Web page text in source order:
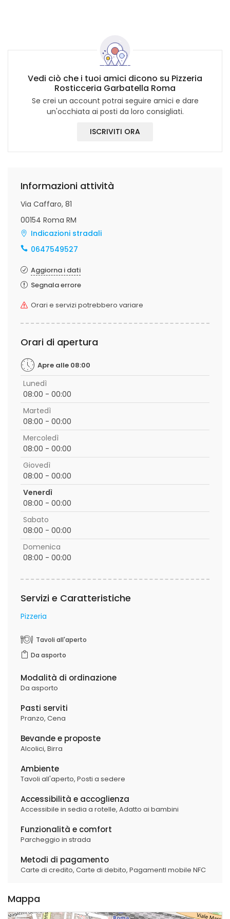
Vedi ciò che i tuoi amici dicono su Pizzeria
Rosticceria Garbatella Roma
Se crei un account potrai seguire amici e dare
un'occhiata ai posti da loro consigliati.
ISCRIVITI ORA
Informazioni attività
Via Caffaro, 81
00154 Roma RM
Indicazioni stradali
0647549527
Aggiorna i dati
Segnala errore
Orari e servizi potrebbero variare
Orari di apertura
Apre alle 08:00
Lunedì
08:00 - 00:00
Martedì
08:00 - 00:00
Mercoledì
08:00 - 00:00
Giovedì
08:00 - 00:00
Venerdì
08:00 - 00:00
Sabato
08:00 - 00:00
Domenica
08:00 - 00:00
Servizi e Caratteristiche
Pizzeria
Tavoli all'aperto
Da asporto
Modalità di ordinazione
Da asporto
Pasti serviti
Pranzo, Cena
Bevande e proposte
Alcolici, Birra
Ambiente
Tavoli all'aperto, Posti a sedere
Accessibilità e accoglienza
Accessibile in sedia a rotelle, Adatto ai bambini
Funzionalità e comfort
Parcheggio in strada
Metodi di pagamento
Carte di credito, Carte di debito, PagamentI mobile NFC
Mappa